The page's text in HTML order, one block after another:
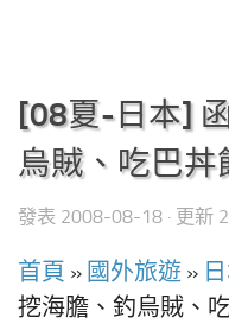
[08夏-日本]
烏賊、吃巴丼
發表 2008-08-18 · 更新
首頁 » 國外旅遊 »
挖海膽、釣烏賊、